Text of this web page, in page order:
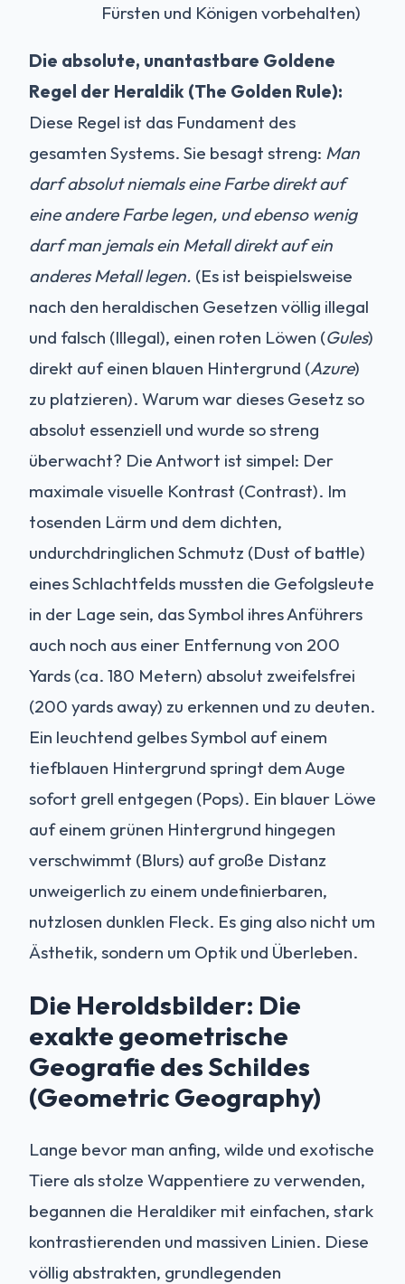
Fürsten und Königen vorbehalten)
Die absolute, unantastbare Goldene
Regel der Heraldik (The Golden Rule):
Diese Regel ist das Fundament des
gesamten Systems. Sie besagt streng: Man
darf absolut niemals eine Farbe direkt auf
eine andere Farbe legen, und ebenso wenig
darf man jemals ein Metall direkt auf ein
anderes Metall legen. (Es ist beispielsweise
nach den heraldischen Gesetzen völlig illegal
und falsch (Illegal), einen roten Löwen (Gules)
direkt auf einen blauen Hintergrund (Azure)
zu platzieren). Warum war dieses Gesetz so
absolut essenziell und wurde so streng
überwacht? Die Antwort ist simpel: Der
maximale visuelle Kontrast (Contrast). Im
tosenden Lärm und dem dichten,
undurchdringlichen Schmutz (Dust of battle)
eines Schlachtfelds mussten die Gefolgsleute
in der Lage sein, das Symbol ihres Anführers
auch noch aus einer Entfernung von 200
Yards (ca. 180 Metern) absolut zweifelsfrei
(200 yards away) zu erkennen und zu deuten.
Ein leuchtend gelbes Symbol auf einem
tiefblauen Hintergrund springt dem Auge
sofort grell entgegen (Pops). Ein blauer Löwe
auf einem grünen Hintergrund hingegen
verschwimmt (Blurs) auf große Distanz
unweigerlich zu einem undefinierbaren,
nutzlosen dunklen Fleck. Es ging also nicht um
Ästhetik, sondern um Optik und Überleben.
Die Heroldsbilder: Die
exakte geometrische
Geografie des Schildes
(Geometric Geography)
Lange bevor man anfing, wilde und exotische
Tiere als stolze Wappentiere zu verwenden,
begannen die Heraldiker mit einfachen, stark
kontrastierenden und massiven Linien. Diese
völlig abstrakten, grundlegenden